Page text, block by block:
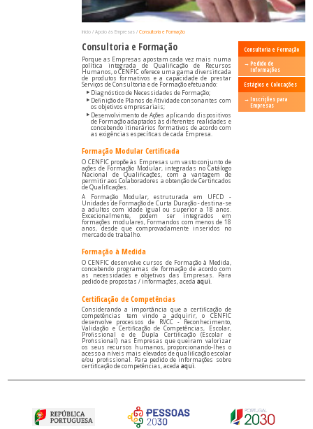
Início Apoio às Empresas Consultoria e Formação
Consultoria e Formação
Pedido de
Informações
Estágios e Colocações
Inscrições para
Empresas
Consultoria e Formação
Porque as Empresas apostam cada vez mais numa
política integrada de Qualificação de Recursos
Humanos, o CENFIC oferece uma gama diversificada
de produtos formativos e a capacidade de prestar
Serviços de Consultoria e de Formação efetuando:
Diagnóstico de Necessidades de Formação;
Definição de Planos de Atividade consonantes com
os objetivos empresariais;
Desenvolvimento de Ações aplicando dispositivos
de Formação adaptados às diferentes realidades e
concebendo itinerários formativos de acordo com
as exigências específicas de cada Empresa.
Formação Modular Certificada
O CENFIC propõe às Empresas um vasto conjunto de
ações de Formação Modular, integradas no Catálogo
Nacional de Qualificações, com a vantagem de
permitir aos Colaboradores a obtenção de Certificados
de Qualificações.
A Formação Modular, estruturada em UFCD -
Unidades de Formação de Curta Duração - destina-se
a adultos com idade igual ou superior a 18 anos.
Excecionalmente, podem ser integrados em
formações modulares, Formandos com menos de 18
anos, desde que comprovadamente inseridos no
mercado de trabalho.
Formação à Medida
O CENFIC desenvolve cursos de Formação à Medida,
concebendo programas de formação de acordo com
as necessidades e objetivos das Empresas. Para
pedido de propostas / informações, acedaaqui
Certificação de Competências
Considerando a importância que a certificação de
competências tem vindo a adquirir, o CENFIC
desenvolve processos de RVCC - Reconhecimento,
Validação e Certificação de Competências, Escolar,
Profissional e de Dupla Certificação (Escolar e
Profissional) nas Empresas que queiram valorizar
os seus recursos humanos, proporcionando-lhes o
acesso a níveis mais elevados de qualificação escolar
e/ou profissional. Para pedido de informações sobre
certificação de competências, acedaaqui.